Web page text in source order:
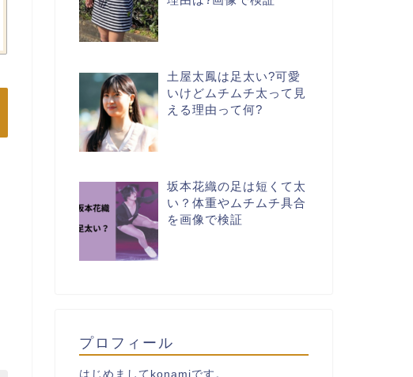
土屋太鳳は足太い?可愛
いけどムチムチ太って見
える理由って何?
坂本花織の足は短くて太
い？体重やムチムチ具合
を画像で検証
プロフィール
はじめましてkonamiです。